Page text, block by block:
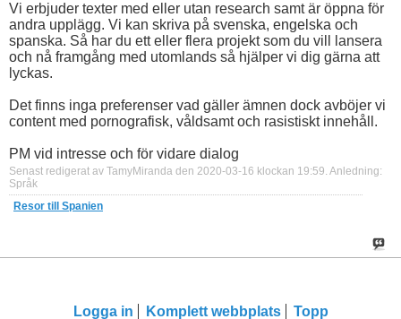
Vi erbjuder texter med eller utan research samt är öppna för
andra upplägg. Vi kan skriva på svenska, engelska och
spanska. Så har du ett eller flera projekt som du vill lansera
och nå framgång med utomlands så hjälper vi dig gärna att
lyckas.
Det finns inga preferenser vad gäller ämnen dock avböjer vi
content med pornografisk, våldsamt och rasistiskt innehåll.
PM vid intresse och för vidare dialog
Senast redigerat av TamyMiranda den 2020-03-16 klockan 19:59. Anledning:
Språk
Resor till Spanien
Logga in Komplett webbplats Topp